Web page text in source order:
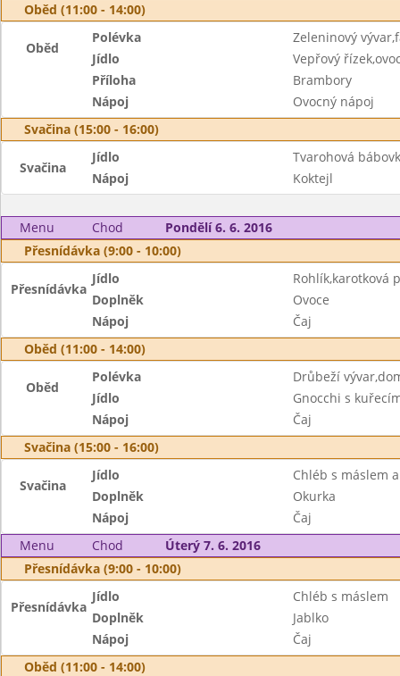
Oběd (11:00 - 14:00)
Oběd
Polévka
Zeleninový
Jídlo
Vepřový
Příloha
Brambory
Nápoj
Ovocný nápoj
Svačina (15:00 - 16:00)
Svačina
Jídlo
Tvarohová
Nápoj
Koktejl
Menu Chod
Pondělí 6. 6. 2016
Přesnídávka (9:00 - 10:00)
Přesnídávka
Jídlo
Rohlík,karotková
Doplněk
Ovoce
Nápoj
Čaj
Oběd (11:00 - 14:00)
Oběd
Polévka
Drůbeží
Jídlo
Gnocchi s
Nápoj
Čaj
Svačina (15:00 - 16:00)
Svačina
Jídlo
Chléb s máslem
Doplněk
Okurka
Nápoj
Čaj
Menu
Chod
Úterý 7. 6. 2016
Přesnídávka (9:00 - 10:00)
Přesnídávka
Jídlo
Chléb s máslem
Doplněk
Jablko
Nápoj
Čaj
Oběd (11:00 - 14:00)